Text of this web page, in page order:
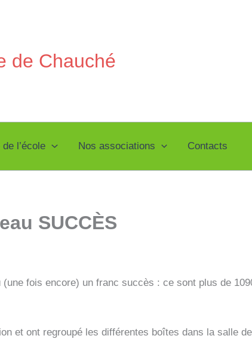
de Chauché
de l’école Nos associations Contacts
SUCCÈS
(une fois encore) un franc succès : ce sont plus de
et ont regroupé les différentes boîtes dans la salle